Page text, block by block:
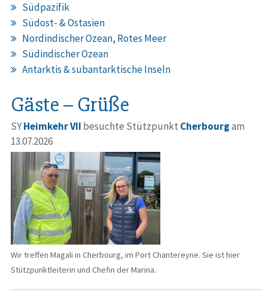
Südpazifik
Südost- & Ostasien
Nordindischer Ozean, Rotes Meer
Südindischer Ozean
Antarktis & subantarktische Inseln
Gäste – Grüße
SYHeimkehr VII besuchte Stützpunkt Cherbourgam
13.07.2026
Wir treffen Magali in Cherbourg, im Port Chantereyne. Sie ist hier
Stützpunktleiterin und Chefin der Marina.